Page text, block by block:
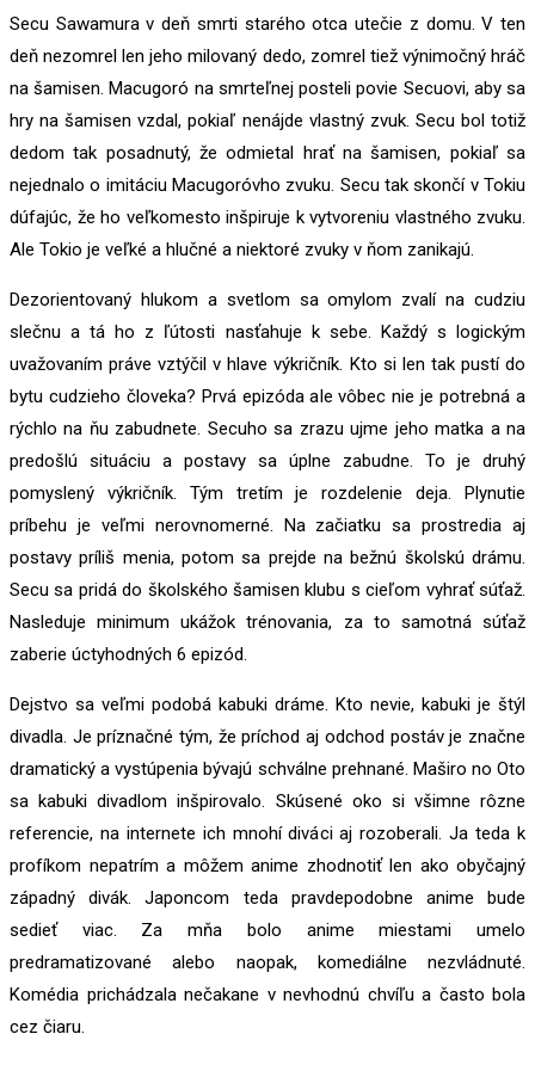
Secu Sawamura v deň smrti starého otca utečie z domu. V ten
deň nezomrel len jeho milovaný dedo, zomrel tiež výnimočný hráč
na šamisen. Macugoró na smrteľnej posteli povie Secuovi, aby sa
hry na šamisen vzdal, pokiaľ nenájde vlastný zvuk. Secu bol totiž
dedom tak posadnutý, že odmietal hrať na šamisen, pokiaľ sa
nejednalo o imitáciu Macugoróvho zvuku. Secu tak skončí v Tokiu
dúfajúc, že ho veľkomesto inšpiruje k vytvoreniu vlastného zvuku.
Ale Tokio je veľké a hlučné a niektoré zvuky v ňom zanikajú.
Dezorientovaný hlukom a svetlom sa omylom zvalí na cudziu
slečnu a tá ho z ľútosti nasťahuje k sebe. Každý s logickým
uvažovaním práve vztýčil v hlave výkričník. Kto si len tak pustí do
bytu cudzieho človeka? Prvá epizóda ale vôbec nie je potrebná a
rýchlo na ňu zabudnete. Secuho sa zrazu ujme jeho matka a na
predošlú situáciu a postavy sa úplne zabudne. To je druhý
pomyslený výkričník. Tým tretím je rozdelenie deja. Plynutie
príbehu je veľmi nerovnomerné. Na začiatku sa prostredia aj
postavy príliš menia, potom sa prejde na bežnú školskú drámu.
Secu sa pridá do školského šamisen klubu s cieľom vyhrať súťaž.
Nasleduje minimum ukážok trénovania, za to samotná súťaž
zaberie úctyhodných 6 epizód.
Dejstvo sa veľmi podobá kabuki dráme. Kto nevie, kabuki je štýl
divadla. Je príznačné tým, že príchod aj odchod postáv je značne
dramatický a vystúpenia bývajú schválne prehnané. Maširo no Oto
sa kabuki divadlom inšpirovalo. Skúsené oko si všimne rôzne
referencie, na internete ich mnohí diváci aj rozoberali. Ja teda k
profíkom nepatrím a môžem anime zhodnotiť len ako obyčajný
západný divák. Japoncom teda pravdepodobne anime bude
sedieť viac. Za mňa bolo anime miestami umelo
predramatizované alebo naopak, komediálne nezvládnuté.
Komédia prichádzala nečakane v nevhodnú chvíľu a často bola
cez čiaru.